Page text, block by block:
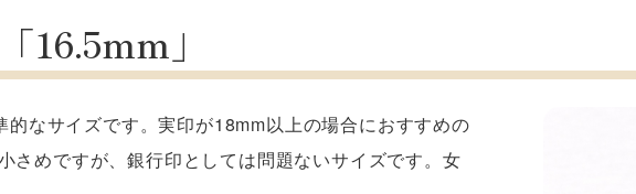
16.5mm」
なサイズです。実印が18mm以上の場合におすすめの
さめですが、銀行印としては問題ないサイズです。女